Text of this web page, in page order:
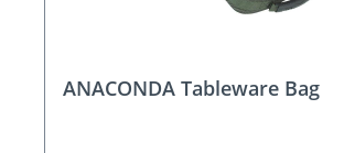
ANACONDA Tableware Bag